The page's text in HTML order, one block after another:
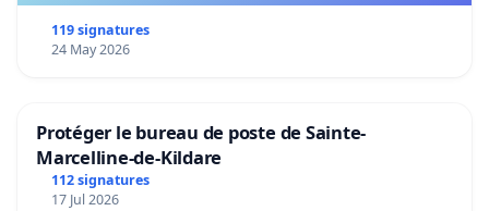
119 signatures
24 May 2026
Protéger le bureau de poste de Sainte-
Marcelline-de-Kildare
112 signatures
17 Jul 2026